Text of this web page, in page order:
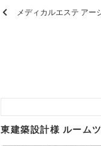
メディカルエステ アー
東建築設計様 ルーム